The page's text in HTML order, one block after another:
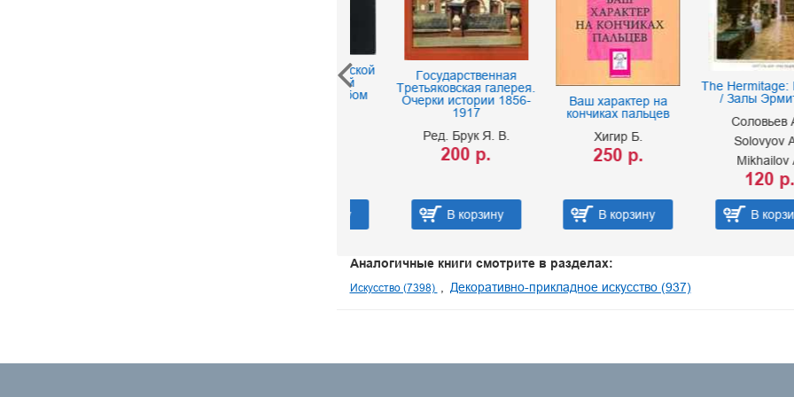
Государственная
Третьяковская галерея.
Очерки истории 1856-
Ред. Брук Я. В.
200 р.
В корзину
Ваш характер на
кончиках пальцев
Хигир Б.
250 р.
В корзину
The Hermitage:
/ Залы Эрмитажа
Соловьев А.
Solovyov A.
Mikhailov A.
120 р.
В корзину
Аналогичные книги смотрите в разделах:
Искусство (7398) Декоративно-прикладное искусство (937)